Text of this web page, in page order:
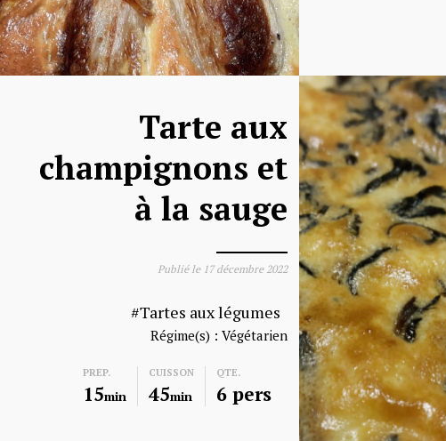
Tarte aux
champignons et
à la sauge
Publié le 17 décembre 2022
Tartes aux légumes
Régime(s) : Végétarien
PREP.
15min
CUISSON
45min
QTE.
6 pers